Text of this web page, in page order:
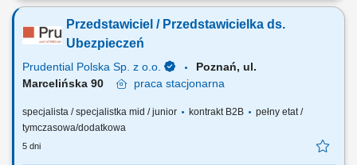
ubezpieczeniowych; Prowadzenie spotkań handlowych w formie online
i stacjonarnej; Realizacja indywidualnych celów sprzedażowych przy
Przedstawiciel / Przedstawicielka ds.
Ubezpieczeń
Prudential Polska Sp. z o.o.
Poznań, ul.
Marcelińska 90
praca stacjonarna
specjalista / specjalistka mid / junior kontrakt B2B
pełny etat /
tymczasowa/dodatkowa
5 dni